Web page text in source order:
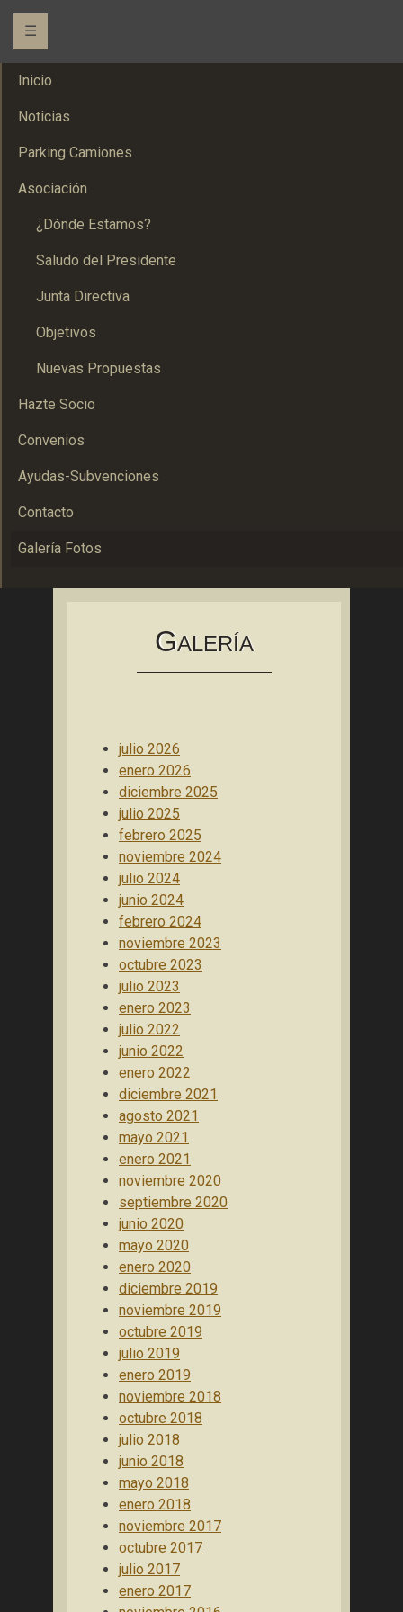
☰
Inicio
Noticias
Parking Camiones
Asociación
¿Dónde Estamos?
Saludo del Presidente
Junta Directiva
Objetivos
Nuevas Propuestas
Hazte Socio
Convenios
Ayudas-Subvenciones
Contacto
Galería Fotos
GALERÍA
julio 2026
enero 2026
diciembre 2025
julio 2025
febrero 2025
noviembre 2024
julio 2024
junio 2024
febrero 2024
noviembre 2023
octubre 2023
julio 2023
enero 2023
julio 2022
junio 2022
enero 2022
diciembre 2021
agosto 2021
mayo 2021
enero 2021
noviembre 2020
septiembre 2020
junio 2020
mayo 2020
enero 2020
diciembre 2019
noviembre 2019
octubre 2019
julio 2019
enero 2019
noviembre 2018
octubre 2018
julio 2018
junio 2018
mayo 2018
enero 2018
noviembre 2017
octubre 2017
julio 2017
enero 2017